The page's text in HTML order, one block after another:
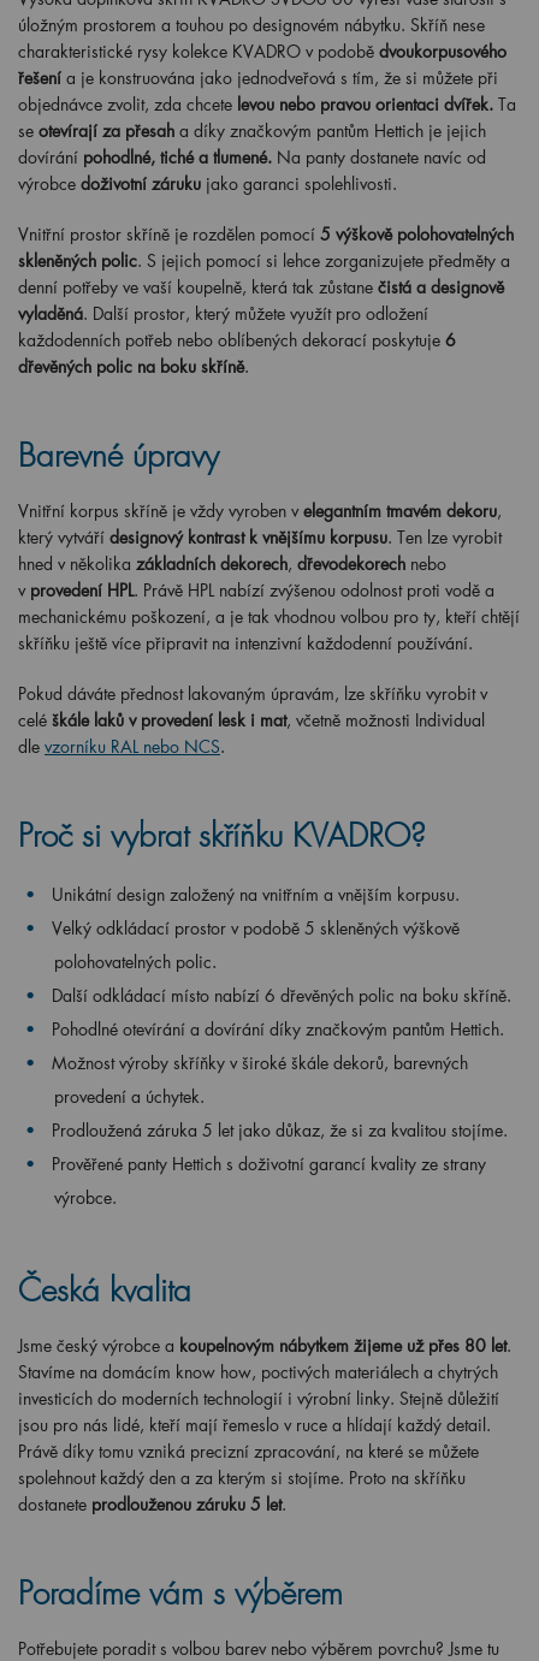
úložným prostorem a touhou po designovém nábytku. Skříň nese
charakteristické rysy kolekce KVADRO v podobě dvoukorpusového
řešení a je konstruována jako jednodveřová s tím, že si můžete při
objednávce zvolit, zda chcete levou nebo pravou orientaci dvířek. Ta
se otevírají za přesah a díky značkovým pantům Hettich je jejich
dovírání pohodlné, tiché a tlumené. Na panty dostanete navíc od
výrobce doživotní záruku jako garanci spolehlivosti.
Vnitřní prostor skříně je rozdělen pomocí 5 výškově polohovatelných
skleněných polic. S jejich pomocí si lehce zorganizujete předměty a
denní potřeby ve vaší koupelně, která tak zůstane čistá a designově
vyladěná. Další prostor, který můžete využít pro odložení
každodenních potřeb nebo oblíbených dekorací poskytuje 6
dřevěných polic na boku skříně.
Barevné úpravy
Vnitřní korpus skříně je vždy vyroben velegantním tmavém dekoru,
který vytváří designový kontrast k vnějšímu korpusu. Ten lze vyrobit
hned v několika základních dekorech, dřevodekorech nebo
v provedení HPL. Právě HPL nabízí zvýšenou odolnost proti vodě a
mechanickému poškození, a je tak vhodnou volbou pro ty, kteří chtějí
skříňku ještě více připravit na intenzivní každodenní používání.
Pokud dáváte přednost lakovaným úpravám, lze skříňku vyrobit v
celé škále laků v provedení lesk i mat, včetně možnosti Individual
dle vzorníku RAL nebo NCS.
Proč si vybrat skříňku KVADRO?
Unikátní design založený na vnitřním a vnějším korpusu.
Velký odkládací prostor v podobě 5 skleněných výškově
polohovatelných polic.
Další odkládací místo nabízí 6 dřevěných polic na boku skříně.
Pohodlné otevírání a dovírání díky značkovým pantům Hettich.
Možnost výroby skříňky v široké škále dekorů, barevných
provedení a úchytek.
Prodloužená záruka 5 let jako důkaz, že si za kvalitou stojíme.
Prověřené panty Hettich s doživotní garancí kvality ze strany
výrobce.
Česká kvalita
Jsme český výrobce a koupelnovým nábytkem žijeme už přes 80 let.
Stavíme na domácím know how, poctivých materiálech a chytrých
investicích do moderních technologií i výrobní linky. Stejně důležití
jsou pro nás lidé, kteří mají řemeslo v ruce a hlídají každý detail.
Právě díky tomu vzniká precizní zpracování, na které se můžete
spolehnout každý den a za kterým si stojíme. Proto na skříňku
dostanete prodlouženou záruku 5 let.
Poradíme vám s výběrem
Potřebujete poradit s volbou barev nebo výběrem povrchu? Jsme tu